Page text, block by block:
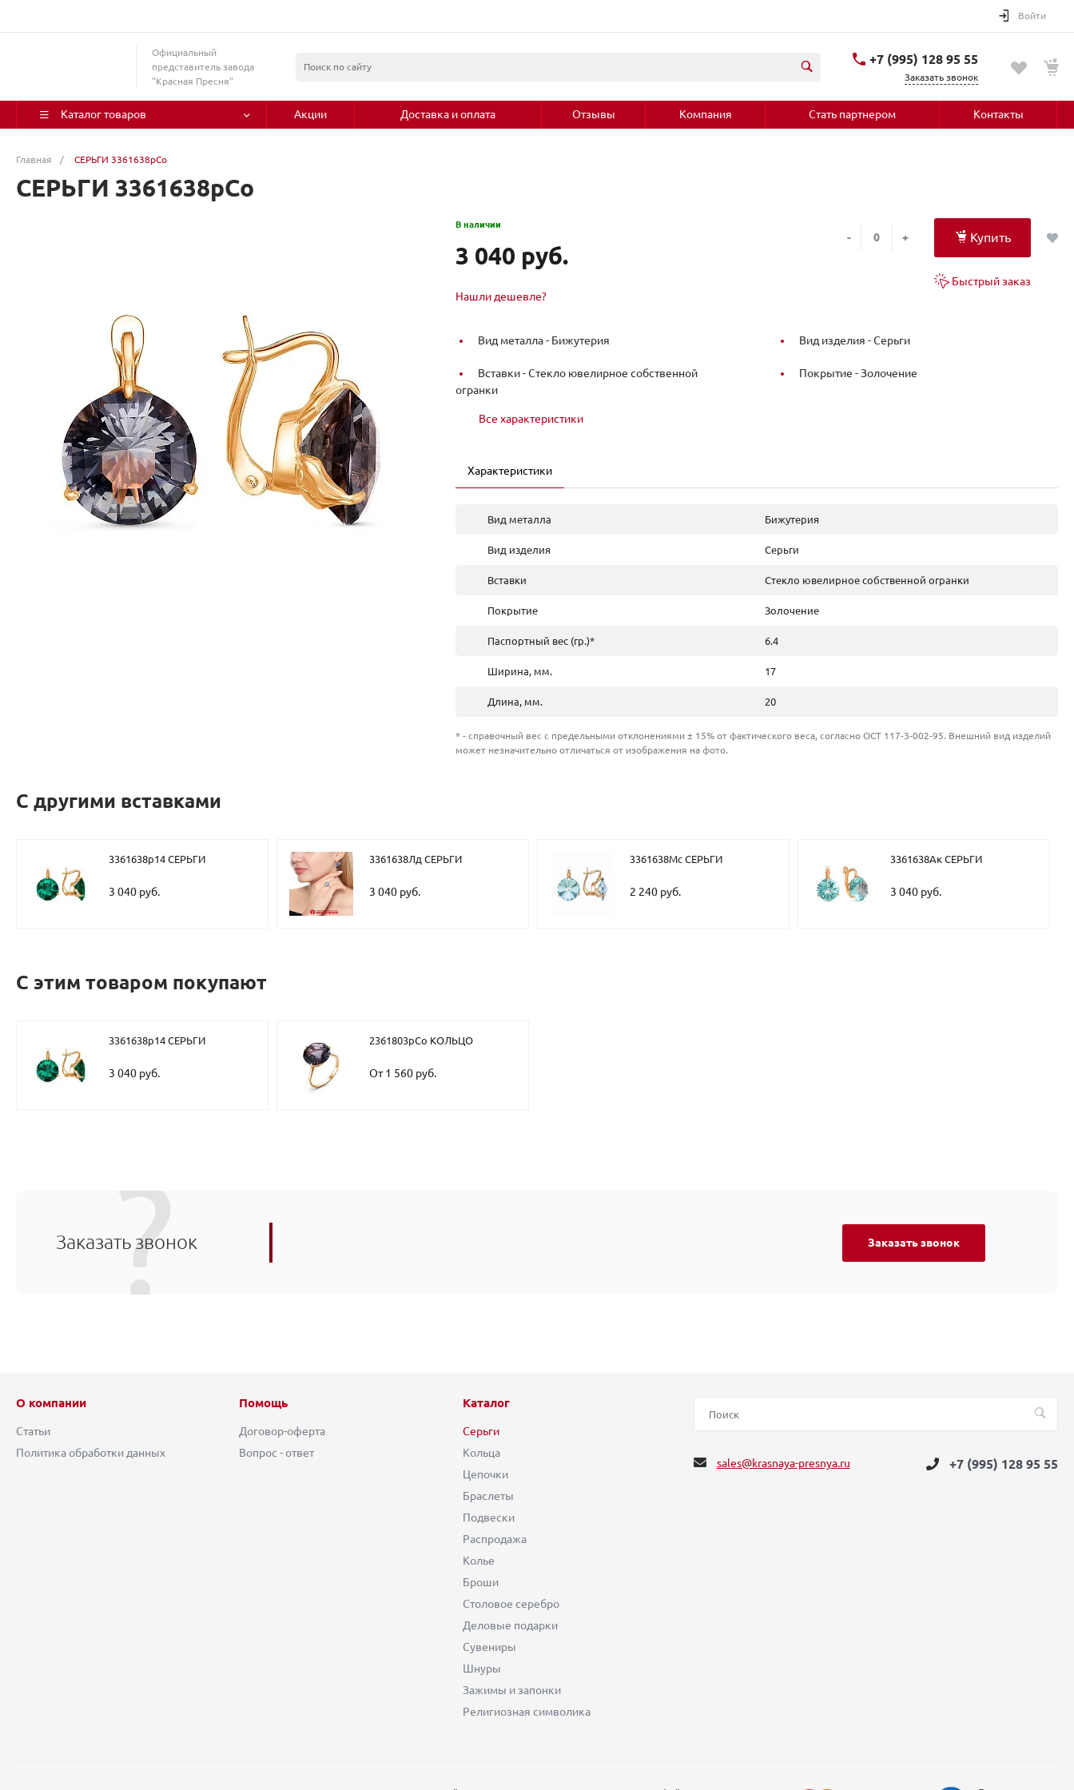
Войти
Официальный
представитель завода
"Красная Пресня"
+7 (995) 128 95 55
Заказать звонок
Каталог товаров Акции Доставка и оплата Отзывы Компания Стать партнером Контакты
Главная / СЕРЬГИ 3361638рСо
СЕРЬГИ 3361638рСо
В наличии
3 040 руб.
Нашли дешевле?
- + Купить
Быстрый заказ
Вид металла - Бижутерия Вид изделия -Серьги
Вставки -Стекло ювелирное собственной
огранки
Покрытие -Золочение
Все характеристики
Характеристики
Вид металла Бижутерия
Вид изделия Серьги
Вставки Стекло ювелирное собственной огранки
Покрытие Золочение
Паспортный вес (гр.)* 6.4
Ширина, мм. 17
Длина, мм. 20
* - справочный вес с предельными отклонениями ± 15% от фактического веса, согласно ОСТ 117-3-002-95. Внешний вид изделий
может незначительно отличаться от изображения на фото.
С другими вставками
3361638р14 СЕРЬГИ
3 040 руб.
3361638Лд СЕРЬГИ
3 040 руб.
3361638Мс СЕРЬГИ
2 240 руб.
3361638Ак СЕРЬГИ
3 040 руб.
С этим товаром покупают
3361638р14 СЕРЬГИ
3 040 руб.
2361803рСо КОЛЬЦО
От 1 560 руб.
Заказать звонок Заказать звонок
О компании
Статьи
Политика обработки данных
Помощь
Договор-оферта
Вопрос - ответ
Каталог
Серьги
Кольца
Цепочки
Браслеты
Подвески
Распродажа
Колье
Броши
Столовое серебро
Деловые подарки
Сувениры
Шнуры
Зажимы и запонки
Религиозная символика
sales@krasnaya-presnya.ru +7 (995) 128 95 55